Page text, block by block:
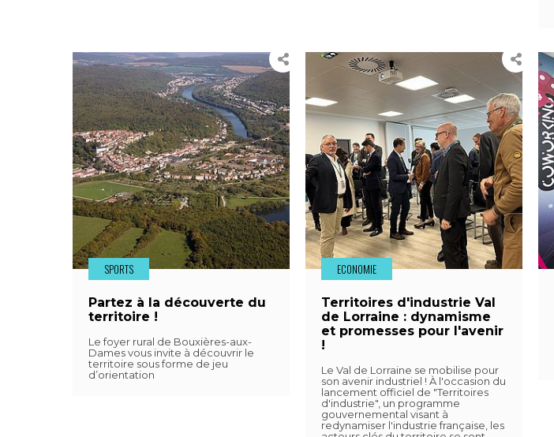
SPORTS
Partez à la découverte du
territoire !
Le foyer rural de Bouxières-aux-
Dames vous invite à découvrir le
territoire sous forme de jeu
d’orientation
ECONOMIE
Territoires d'industrie Val
de Lorraine : dynamisme
et promesses pour l'avenir
!
Le Val de Lorraine se mobilise pour
son avenir industriel ! À l'occasion du
lancement officiel de "Territoires
d'industrie", un programme
gouvernemental visant à
redynamiser l'industrie française, les